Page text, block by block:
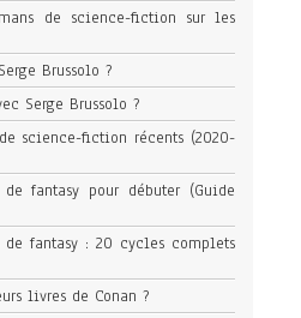
de science-fiction sur les
Brussolo ?
Serge Brussolo ?
science-fiction récents (2020-
fantasy pour débuter (Guide
de fantasy : 20 cycles complets
livres de Conan ?